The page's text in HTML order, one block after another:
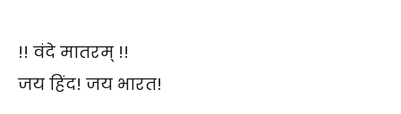
!! वंदे मातरम् !!
जय हिंद! जय भारत!